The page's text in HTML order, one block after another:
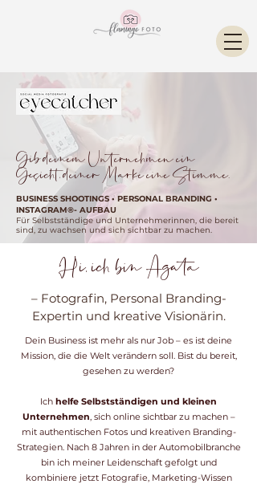
Gib deinem Unternehmen ein
Gesicht, deiner Marke eine Stimme.
BUSINESS SHOOTINGS • PERSONAL BRANDING •
INSTAGRAM®- AUFBAU
Für Selbstständige und Unternehmerinnen, die bereit
sind, zu wachsen und sich sichtbar zu machen.
Hi, ich bin Agata
– Fotografin, Personal Branding-
Expertin und kreative Visionärin.
Dein Business ist mehr als nur Job – es ist deine
Mission, die die Welt verändern soll. Bist du bereit,
gesehen zu werden?
Ich helfe Selbstständigen und kleinen
Unternehmen, sich online sichtbar zu machen –
mit authentischen Fotos und kreativen Branding-
Strategien. Nach 8 Jahren in der Automobilbranche
bin ich meiner Leidenschaft gefolgt und
kombiniere jetzt Fotografie, Marketing-Wissen